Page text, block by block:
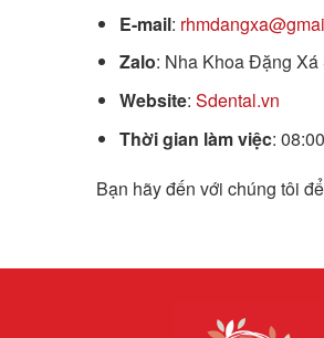
E-mail:
Zalo: Nha Khoa Đặng
Website: Sdental.vn
Thời gian làm việc:
Bạn hãy đến với chúng tôi